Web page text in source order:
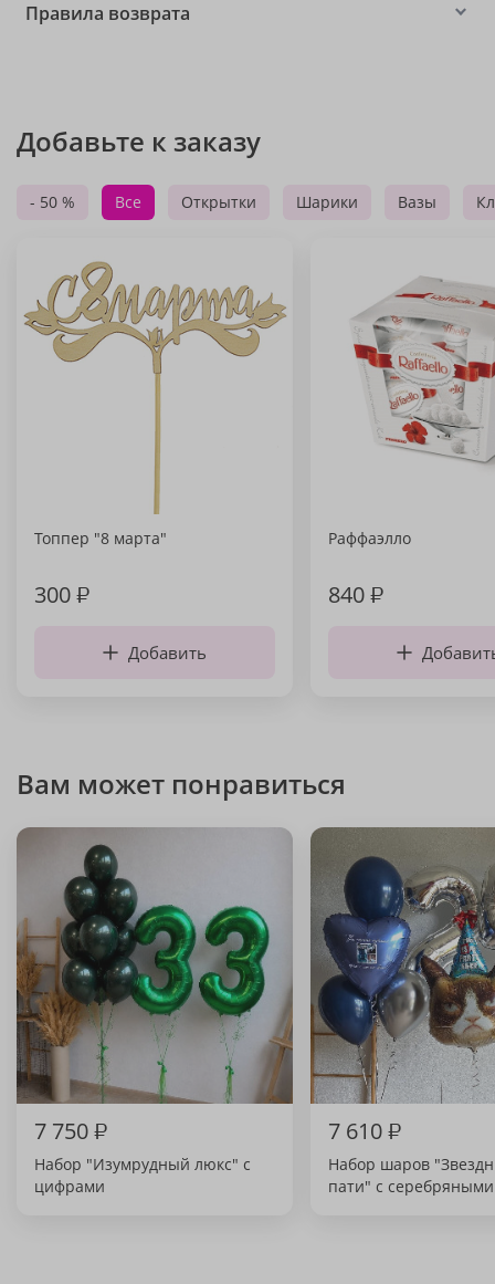
Правила возврата
Добавьте к заказу
- 50 % Все Открытки Шарики Вазы
Топпер "8 марта"
300₽
Добавить
Раффаэлло
840₽
Вам может понравиться
7 750₽
Набор "Изумрудный люкс" с
цифрами
7 610₽
Набор шаров
пати" с